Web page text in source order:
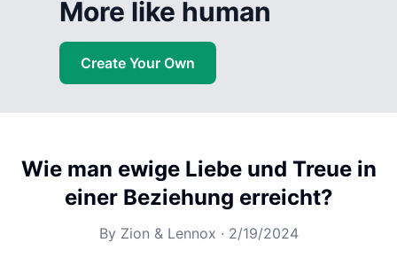
More like human
Create Your Own
Wie man ewige Liebe und Treue in
einer Beziehung erreicht?
By Zion & Lennox · 2/19/2024